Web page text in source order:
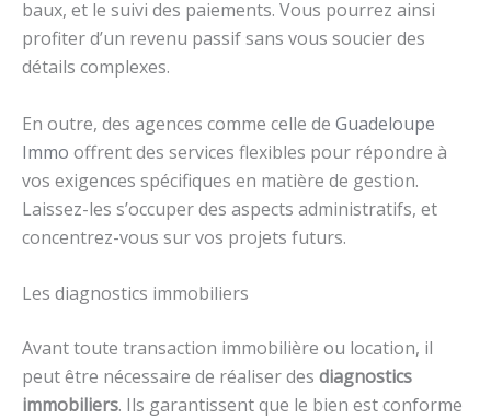
baux, et le suivi des paiements. Vous pourrez ainsi
profiter d’un revenu passif sans vous soucier des
détails complexes.
En outre, des agences comme celle de Guadeloupe
Immo offrent des services flexibles pour répondre à
vos exigences spécifiques en matière de gestion.
Laissez-les s’occuper des aspects administratifs, et
concentrez-vous sur vos projets futurs.
Les diagnostics immobiliers
Avant toute transaction immobilière ou location, il
peut être nécessaire de réaliser des diagnostics
immobiliers. Ils garantissent que le bien est conforme